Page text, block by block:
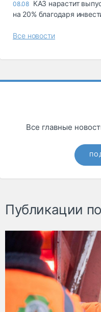
08.08 КАЗ нарастит
на 20% благодаря
Все новости
Все главные
Публикации